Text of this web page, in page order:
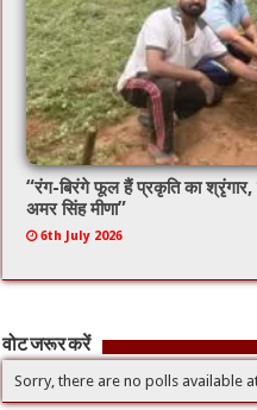
“रंग-बिरंगे फूल हैं प्रकृति का श्रृंगार,
अमर सिंह मीणा”
6th July 2026
वोट जरूर करें
Sorry, there are no polls available